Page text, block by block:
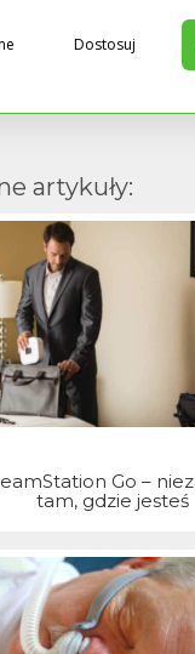
znajdziesz w
artykuły:
Go –
tam, gdzie jesteś
Dostosuj